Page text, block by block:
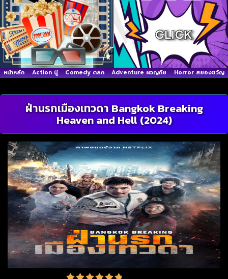
หน้าหลัก Action บู๊ Comedy ตลก Adventure ผจญภัย Horror สยองขวัญ
ฝ่านรกเมืองเทวดา Bangkok Breaking
Heaven and Hell (2024)